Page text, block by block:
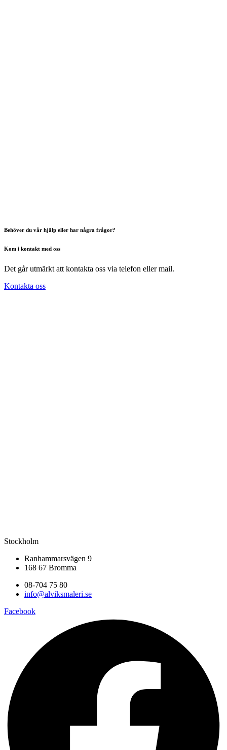
Behöver du vår hjälp eller har några frågor?
Kom i kontakt med oss
Det går utmärkt att kontakta oss via telefon eller mail.
Kontakta oss
Stockholm
Ranhammarsvägen 9
168 67 Bromma
08-704 75 80
info@alviksmaleri.se
Facebook